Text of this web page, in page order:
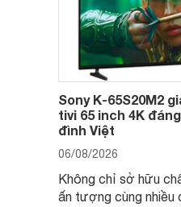
Sony K-65S20M2
tivi 65 inch 4K
đình Việt
06/08/2026
Không chỉ sở hữu
ấn tượng cùng nhiều